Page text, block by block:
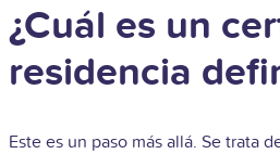
¿Cuál es un
residencia
Este es un paso más allá. Se trata